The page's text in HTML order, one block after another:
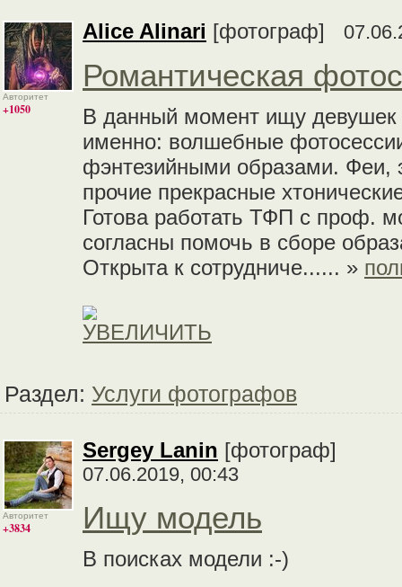
Авторитет
+1050
Alice Alinari [фотограф]
Романтическая
В данный момент ищу девушек
именно: волшебные
фэнтезийными образами.
прочие прекрасные
Готова работать ТФП с проф.
согласны помочь в сборе
Открыта к сотрудниче...... »
Раздел: Услуги фотографов
Авторитет
+3834
Sergey Lanin [фотограф]
07.06.2019, 00:43
Ищу модель
В поисках модели :-)